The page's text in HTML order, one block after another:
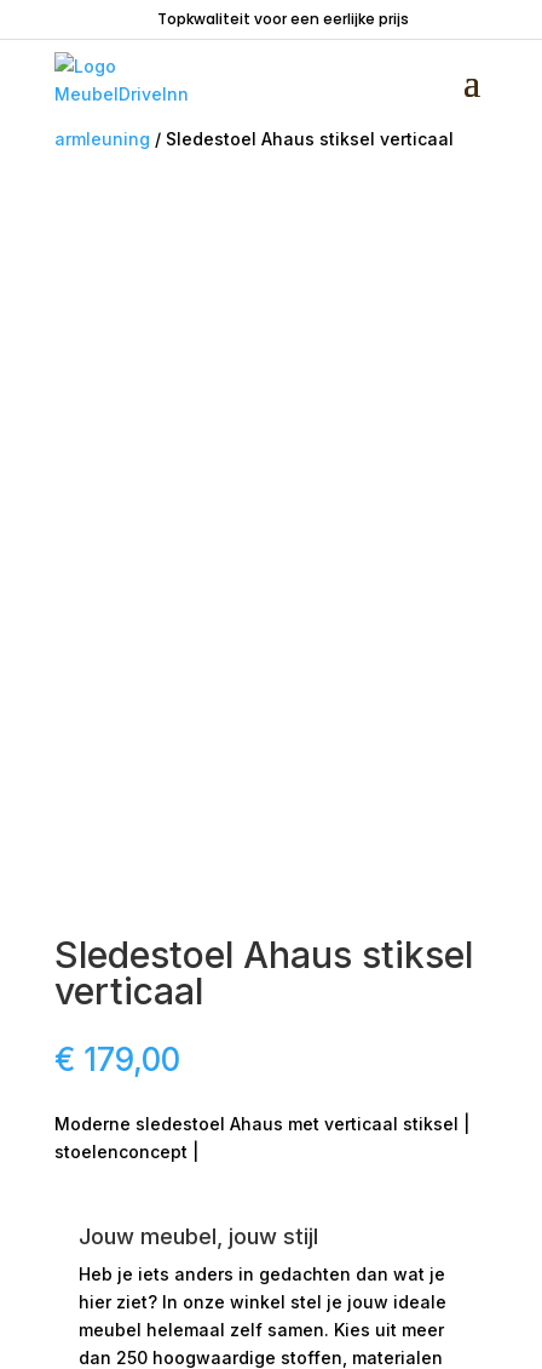
Topkwaliteit voor een eerlijke prijs
armleuning / Sledestoel Ahaus stiksel verticaal
Sledestoel Ahaus stiksel
verticaal
€ 179,00
Moderne sledestoel Ahaus met verticaal stiksel |
stoelenconcept |
Jouw meubel, jouw stijl
Heb je iets anders in gedachten dan wat je
hier ziet? In onze winkel stel je jouw ideale
meubel helemaal zelf samen. Kies uit meer
dan 250 hoogwaardige stoffen, materialen